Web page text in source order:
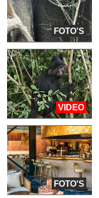
FOTO'S
VIDEO
FOTO'S